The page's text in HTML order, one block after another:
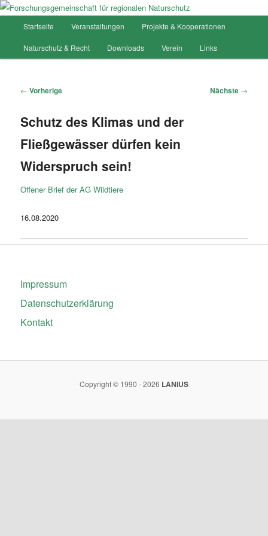
Forschungsgemeinschaft für
Hauptmenü
Zum
Inhalt
Startseite Veranstaltungen Projekte & Kooperationen
Naturschutz & Recht Downloads Verein Links
Artikelnavigation
← Vorherige Nächste →
Schutz des Klimas und der
Fließgewässer dürfen kein
Widerspruch sein!
Offener Brief der AG Wildtiere
16.08.2020
Impressum
Datenschutzerklärung
Kontakt
Copyright © 1990 - 2026 LANIUS